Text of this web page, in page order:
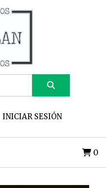
INICIAR SESIÓN
0